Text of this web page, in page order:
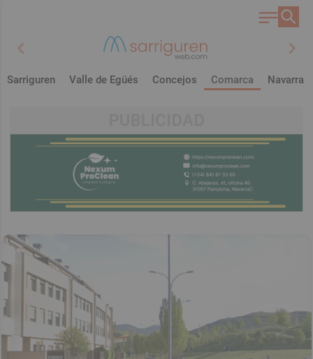
chevron_left chevron_right
Sarriguren Valle de Egüés Concejos Comarca Navarra